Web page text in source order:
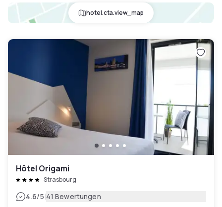
hotel.cta.view_map
Hôtel Origami
Strasbourg
4.6/5|41 Bewertungen